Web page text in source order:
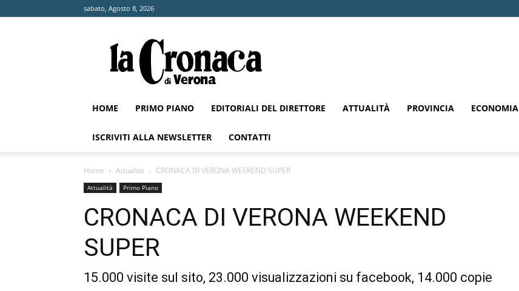
sabato, Agosto 8, 2026
Cronaca
di
Verona
HOME PRIMO PIANO EDITORIALI DEL DIRETTORE ATTUALITÀ PROVINCIA ECONOMIA
ISCRIVITI ALLA NEWSLETTER CONTATTI
Home Attualità CRONACA DI VERONA WEEKEND SUPER
Attualità Primo Piano
CRONACA DI VERONA WEEKEND
SUPER
15.000 visite sul sito, 23.000 visualizzazioni su facebook, 14.000 copie